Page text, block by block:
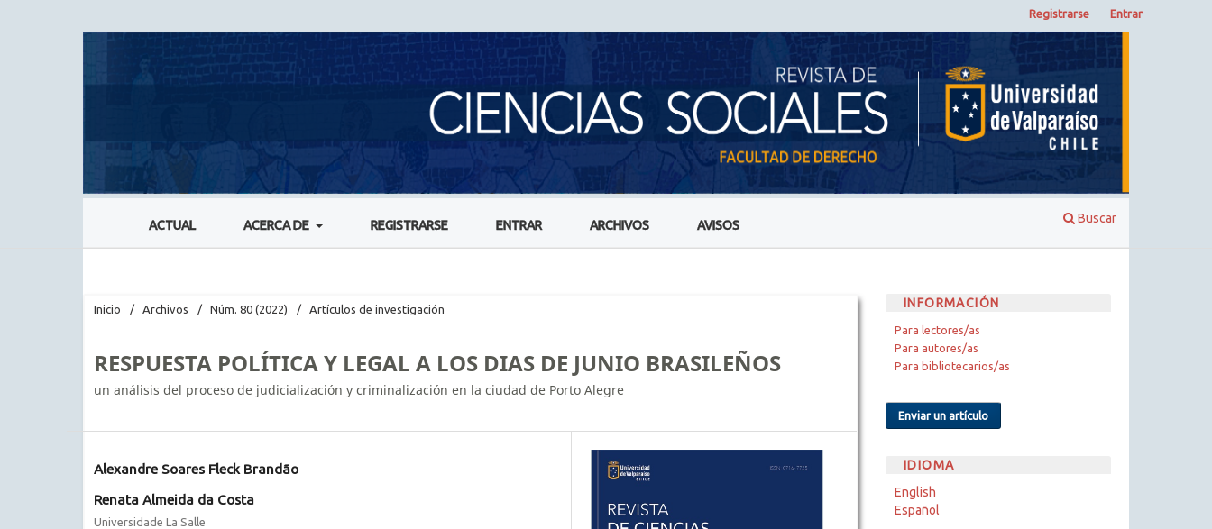
ACTUAL ACERCA DE REGISTRARSE ENTRAR ARCHIVOS AVISOS
Buscar
Registrarse Entrar
Inicio / Archivos / Núm. 80 (2022) / Artículos de investigación
RESPUESTA POLÍTICA Y LEGAL A LOS DIAS DE JUNIO BRASILEÑOS
un análisis del proceso de judicialización y criminalización en la ciudad de Porto Alegre
Alexandre Soares Fleck Brandão
Renata Almeida da Costa
Universidade La Salle
INFORMACIÓN
Para lectores/as
Para autores/as
Para bibliotecarios/as
Enviar un artículo
IDIOMA
English
Español